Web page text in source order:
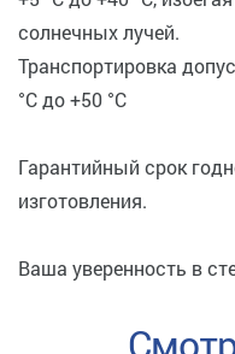
солнечных лучей.
Транспортировка
°C до +50 °C
Гарантийный срок
изготовления.
Ваша уверенность в